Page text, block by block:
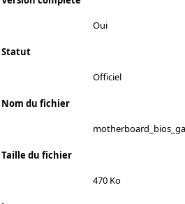
Oui
Statut
Officiel
Nom du fichier
Taille du fichier
470 Ko